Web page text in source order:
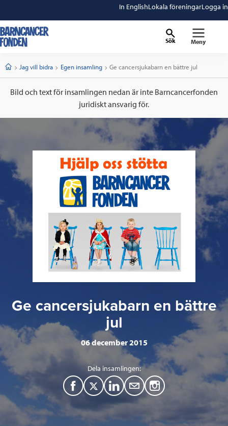
In EnglishLokala föreningarLogga in
Sök Meny
StartJag vill bidra Egen insamling Current:
Ge cancersjukabarn en bättre jul
Bild och text för insamlingen nedan är inte Barncancerfonden
juridiskt ansvarig för.
Ge cancersjukabarn en bättre
jul
06 december 2015
Dela insamlingen:
F
a
T
w
L
i
M
a